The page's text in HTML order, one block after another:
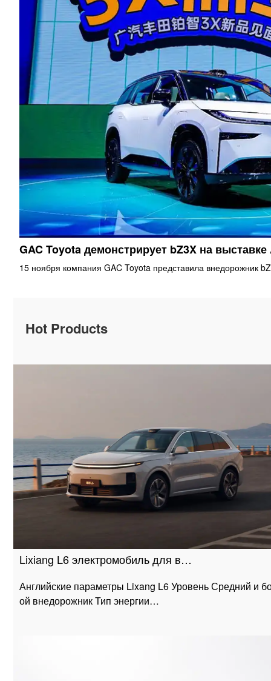
GAC Toyota демонстрирует bZ3X на
15 ноября компания GAC Toyota представила внедорожник
Hot Products
Lixiang L6 электромобиль для в…
Английские параметры Lixang L6 Уровень Средний и
ой внедорожник Тип энергии…